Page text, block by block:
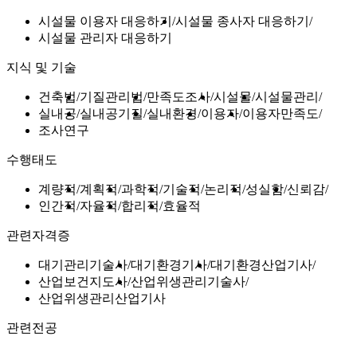
시설물 이용자 대응하기
시설물 종사자 대응하기
시설물 관리자 대응하기
지식 및 기술
건축법 기질관리법 만족도조사 시설물 시설물관리
실내공 실내공기질 실내환경 이용자 이용자만족도
조사연구
수행태도
계량적 계획적 과학적 기술적 논리적 성실함 신뢰감
인간적 자율적 합리적 효율적
관련자격증
대기관리기술사 대기환경기사 대기환경산업기사
산업보건지도사 산업위생관리기술사
산업위생관리산업기사
관련전공